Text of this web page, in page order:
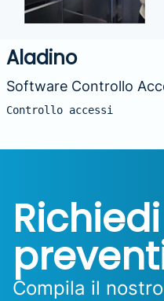
Aladino
Software Controllo
Controllo accessi
Compila il